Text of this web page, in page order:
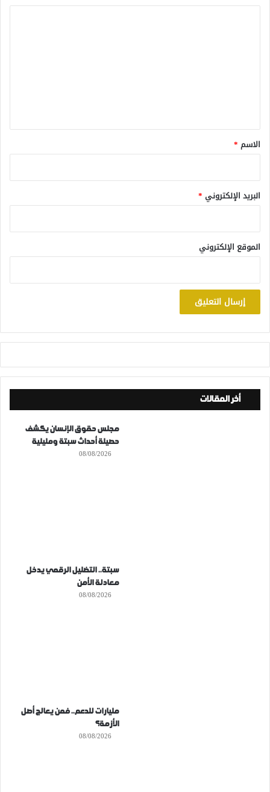
*
الاسم *
البريد الإلكتروني *
الموقع الإلكتروني
أخر المقالات
مجلس حقوق الإنسان يكشف
حصيلة أحداث سبتة ومليلية
08/08/2026
سبتة.. التضليل الرقمي يدخل
معادلة الأمن
08/08/2026
مليارات للدعم.. فمن يعالج أصل
الأزمة؟
08/08/2026